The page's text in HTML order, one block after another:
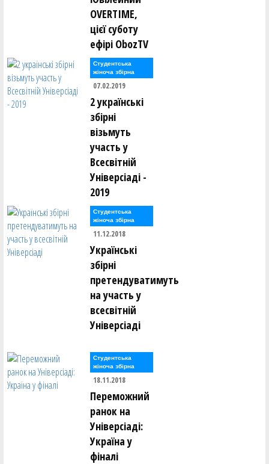
OVERTIME,
цієї суботу
ефірі ObozTV
Студентська
жіноча збірна
07.02.2019
2 українські
збірні
візьмуть
участь у
Всесвітній
Універсіаді -
2019
Студентська
жіноча збірна
11.12.2018
Українські
збірні
претендуватимуть
на участь у
всесвітній
Універсіаді
Студентська
жіноча збірна
18.11.2018
Переможний
ранок на
Універсіаді:
Україна у
фіналі